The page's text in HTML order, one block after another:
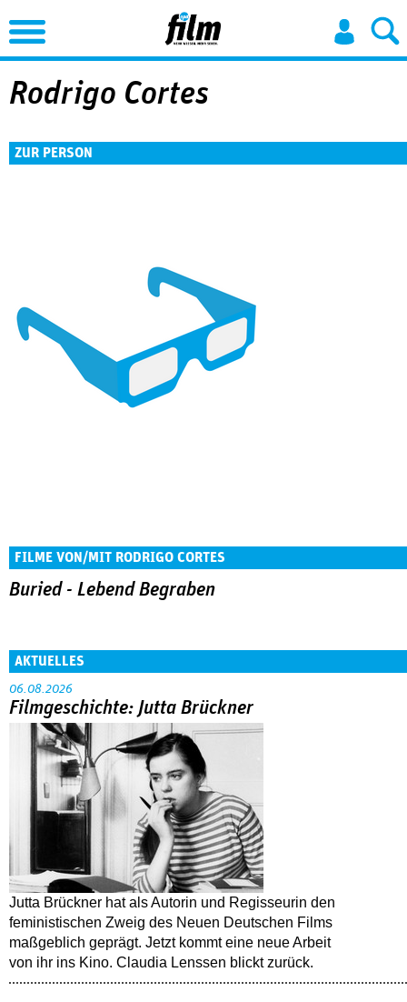
Jump to Navigation
Rodrigo Cortes
ZUR PERSON
FILME VON/MIT RODRIGO CORTES
Buried - Lebend Begraben
AKTUELLES
06.08.2026
Filmgeschichte: Jutta Brückner
Jutta Brückner hat als Autorin und Regisseurin den
feministischen Zweig des Neuen Deutschen Films
maßgeblich geprägt. Jetzt kommt eine neue Arbeit
von ihr ins Kino. Claudia Lenssen blickt zurück.